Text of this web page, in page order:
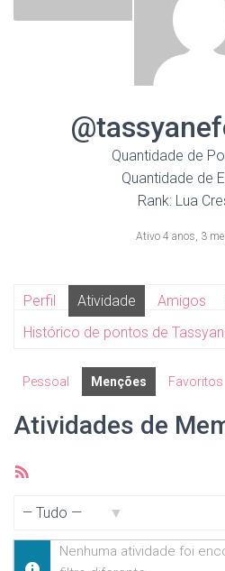
Quantidade de
Quantidade de
Rank: Lua
Ativo 4 anos, 3
Perfil Atividade Amigos
Histórico de pontos de
Pessoal Menções Favoritos
Atividades de
Nenhuma atividade foi